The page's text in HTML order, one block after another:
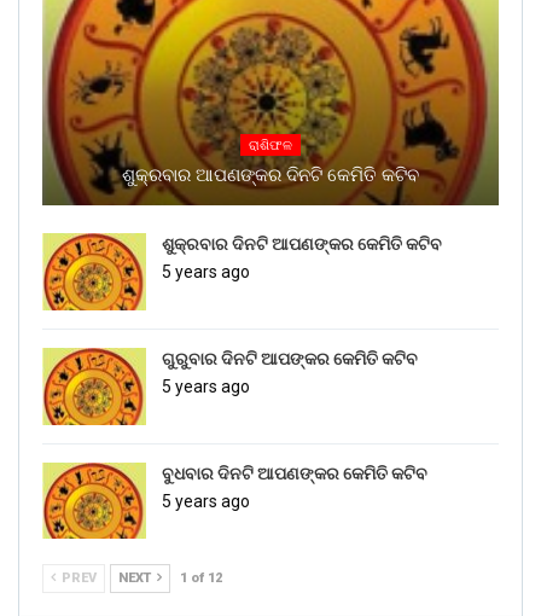
ରାଶିଫଳ
ଶୁକ୍ରବାର ଆପଣଙ୍କର ଦିନଟି କେମିତି କଟିବ
ଶୁକ୍ରବାର ଦିନଟି ଆପଣଙ୍କର କେମିତି କଟିବ
5 years ago
ଗୁରୁବାର ଦିନଟି ଆପଙ୍କର କେମିତି କଟିବ
5 years ago
ବୁଧବାର ଦିନଟି ଆପଣଙ୍କର କେମିତି କଟିବ
5 years ago
PREV NEXT 1 of 12